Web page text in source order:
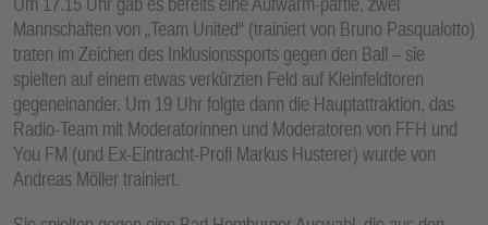
Mannschaften von „Team United“ (trainiert von Bruno Pasqualotto)
traten im Zeichen des Inklusionssports gegen den Ball – sie
spielten auf einem etwas verkürzten Feld auf Kleinfeldtoren
gegeneinander. Um 19 Uhr folgte dann die Hauptattraktion, das
Radio-Team mit Moderatorinnen und Moderatoren von FFH und
You FM (und Ex-Eintracht-Profi Markus Husterer) wurde von
Andreas Möller trainiert.